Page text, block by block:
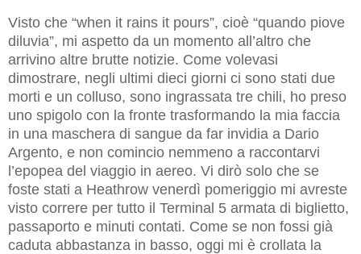
Visto che “when it rains it pours”, cioè “quando piove
diluvia”, mi aspetto da un momento all’altro che
arrivino altre brutte notizie. Come volevasi
dimostrare, negli ultimi dieci giorni ci sono stati due
morti e un colluso, sono ingrassata tre chili, ho preso
uno spigolo con la fronte trasformando la mia faccia
in una maschera di sangue da far invidia a Dario
Argento, e non comincio nemmeno a raccontarvi
l’epopea del viaggio in aereo. Vi dirò solo che se
foste stati a Heathrow venerdì pomeriggio mi avreste
visto correre per tutto il Terminal 5 armata di biglietto,
passaporto e minuti contati. Come se non fossi già
caduta abbastanza in basso, oggi mi è crollata la